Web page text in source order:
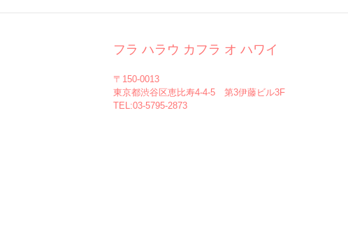
フラ ハラウ カフラ オ ハワイ
〒150-0013
東京都渋谷区恵比寿4-4-5 第3伊藤ビル3F
TEL:03-5795-2873